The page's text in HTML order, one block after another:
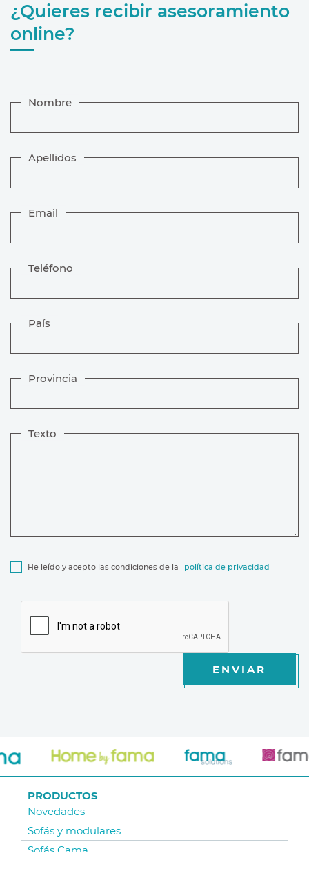
¿Quieres recibir asesoramiento
online?
Nombre
Apellidos
Email
Teléfono
País
Provincia
Texto
He leído y acepto las condiciones de la política de privacidad
ENVIAR
PRODUCTOS
Novedades
Sofás y modulares
Sofás Cama